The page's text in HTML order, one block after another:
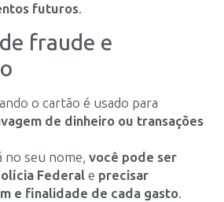
futuros.
fraude e
o cartão é usado para
de dinheiro ou transações
no seu nome, você pode ser
Federal e precisar
e finalidade de cada gasto.